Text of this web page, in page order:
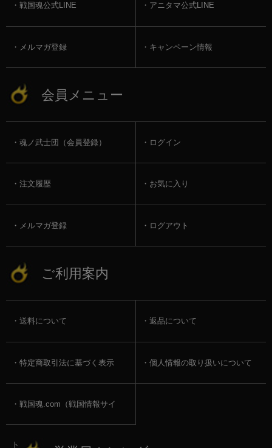
戦国魂公式LINE アニタマ公式LINE
メルマガ登録 キャンペーン情報
会員メニュー
魂ノ武士団（会員登録） ログイン
注文履歴 お気に入り
メルマガ登録 ログアウト
ご利用案内
送料について 返品について
特定商取引法に基づく表示 個人情報の取り扱いについて
戦国魂.com（戦国情報サイ
ト）